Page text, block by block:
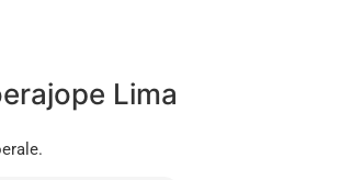
Lima